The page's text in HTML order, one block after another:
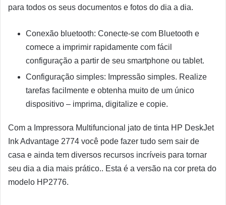
para todos os seus documentos e fotos do dia a dia.
Conexão bluetooth: Conecte-se com Bluetooth e
comece a imprimir rapidamente com fácil
configuração a partir de seu smartphone ou tablet.
Configuração simples: Impressão simples. Realize
tarefas facilmente e obtenha muito de um único
dispositivo – imprima, digitalize e copie.
Com a Impressora Multifuncional jato de tinta HP DeskJet
Ink Advantage 2774 você pode fazer tudo sem sair de
casa e ainda tem diversos recursos incríveis para tornar
seu dia a dia mais prático.. Esta é a versão na cor preta do
modelo HP2776.